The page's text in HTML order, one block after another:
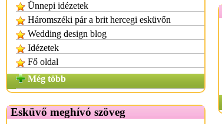
Ünnepi idézetek
Háromszéki pár a brit hercegi esküvőn
Wedding design blog
Idézetek
Fő oldal
Még több
Esküvő meghívó szöveg